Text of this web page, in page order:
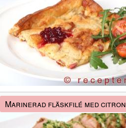
Marinerad fläskfilé med citron